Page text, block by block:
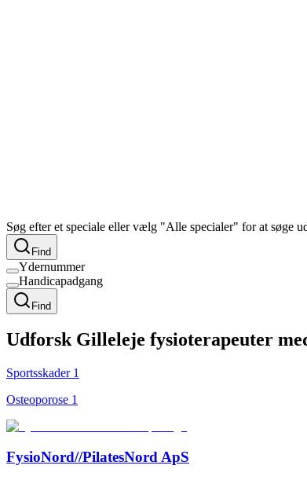
Søg efter et speciale eller vælg "Alle specialer" for at søge
Find
Ydernummer
Handicapadgang
Find
Udforsk Gilleleje fysioterapeuter
Sportsskader 1
Osteoporose 1
FysioNord//PilatesNord ApS